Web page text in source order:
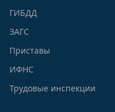
ГИБДД
ЗАГС
Приставы
ИФНС
Трудовые инспекции